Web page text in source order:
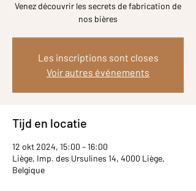
Venez découvrir les secrets de fabrication de
nos bières
Les inscriptions sont closes
Voir autres événements
Tijd en locatie
12 okt 2024, 15:00 – 16:00
Liège, Imp. des Ursulines 14, 4000 Liège,
Belgique